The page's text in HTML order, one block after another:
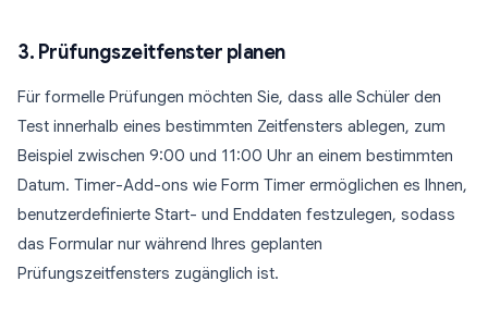
3. Prüfungszeitfenster planen
Für formelle Prüfungen möchten Sie, dass alle Schüler den
Test innerhalb eines bestimmten Zeitfensters ablegen, zum
Beispiel zwischen 9:00 und 11:00 Uhr an einem bestimmten
Datum. Timer-Add-ons wie Form Timer ermöglichen es Ihnen,
benutzerdefinierte Start- und Enddaten festzulegen, sodass
das Formular nur während Ihres geplanten
Prüfungszeitfensters zugänglich ist.